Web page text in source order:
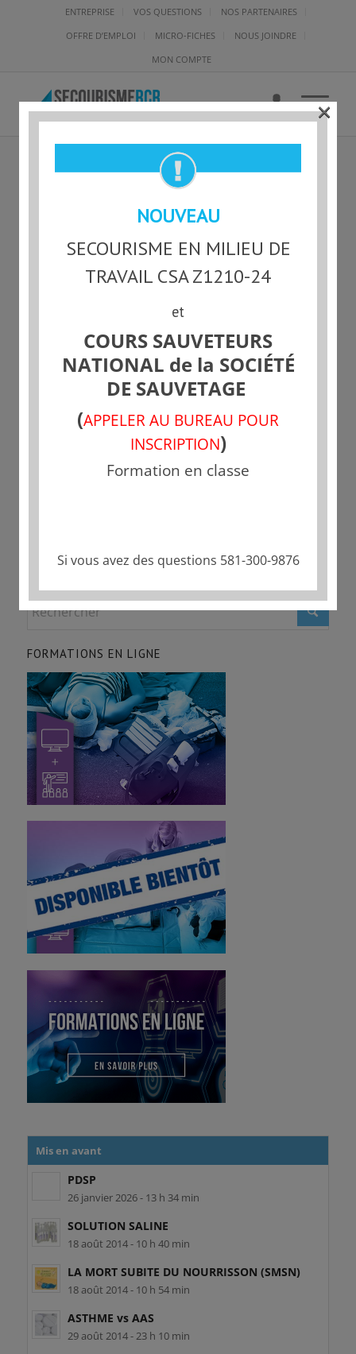
ENTREPRISE VOS QUESTIONS
NOS PARTENAIRES
OFFRE D’EMPLOI
MICRO-FICHES
NOUS JOINDRE
MON COMPTE
SECARTER-OU-
SECARTILLER
Partager cette publication
FORMATIONS EN LIGNE
Mis en avant
PDSP
26 janvier 2026 - 13 h 34 min
SOLUTION SALINE
18 août 2014 - 10 h 40 min
LA MORT SUBITE DU NOURRISSON (SMSN)
18 août 2014 - 10 h 54 min
ASTHME vs AAS
29 août 2014 - 23 h 10 min
NOUVEAU
SECOURISME EN MILIEU DE
TRAVAIL CSA Z1210-24
et
COURS SAUVETEURS
NATIONAL de la SOCIÉTÉ
DE SAUVETAGE
(APPELER AU BUREAU POUR
INSCRIPTION)
Formation en classe
Si vous avez des questions 581-300-9876
×